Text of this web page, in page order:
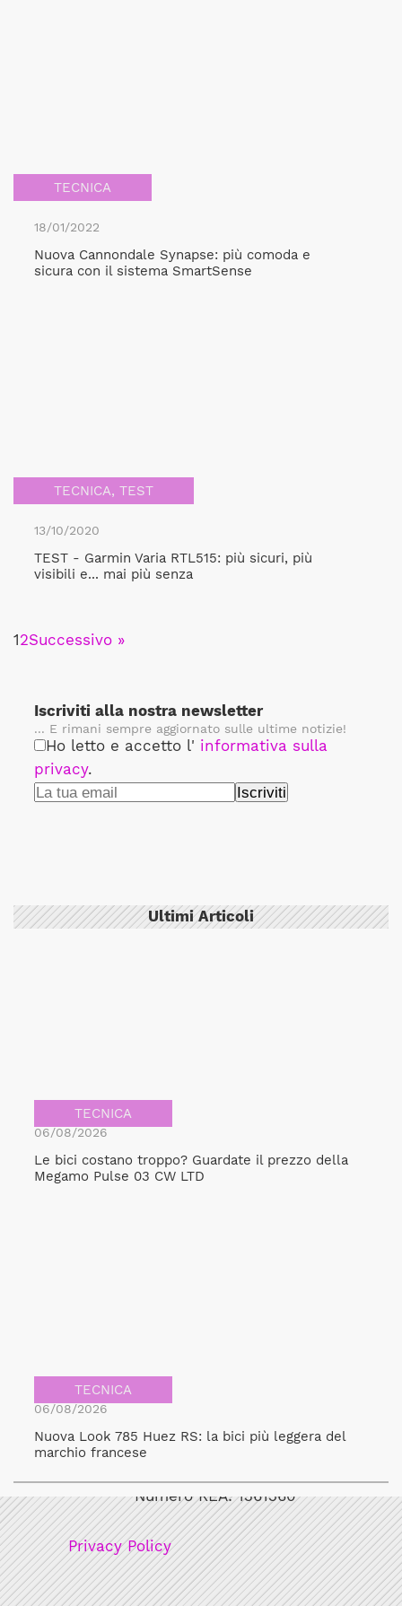
TECNICA
18/01/2022
Nuova Cannondale Synapse: più comoda e
sicura con il sistema SmartSense
TECNICA, TEST
13/10/2020
TEST - Garmin Varia RTL515: più sicuri, più
visibili e... mai più senza
12Successivo »
Iscriviti alla nostra newsletter
... E rimani sempre aggiornato sulle ultime notizie!
Ho letto e accetto l' informativa sulla
privacy.
Ultimi Articoli
TECNICA
06/08/2026
Le bici costano troppo? Guardate il prezzo della
Megamo Pulse 03 CW LTD
TECNICA
06/08/2026
Nuova Look 785 Huez RS: la bici più leggera del
marchio francese
Bicicult srl
Numero REA: 1361360
Privacy Policy